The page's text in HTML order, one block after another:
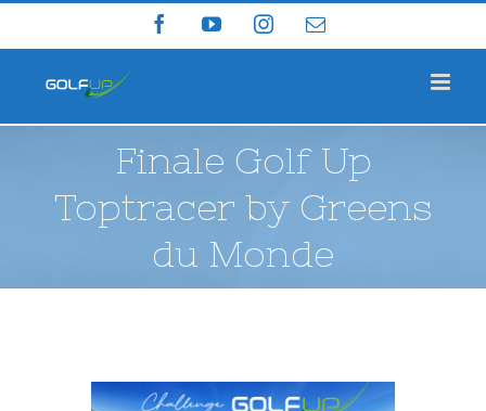
to
content
FacebookYouTubeInstagramEmail
Finale Golf Up
Toptracer by Greens
du Monde